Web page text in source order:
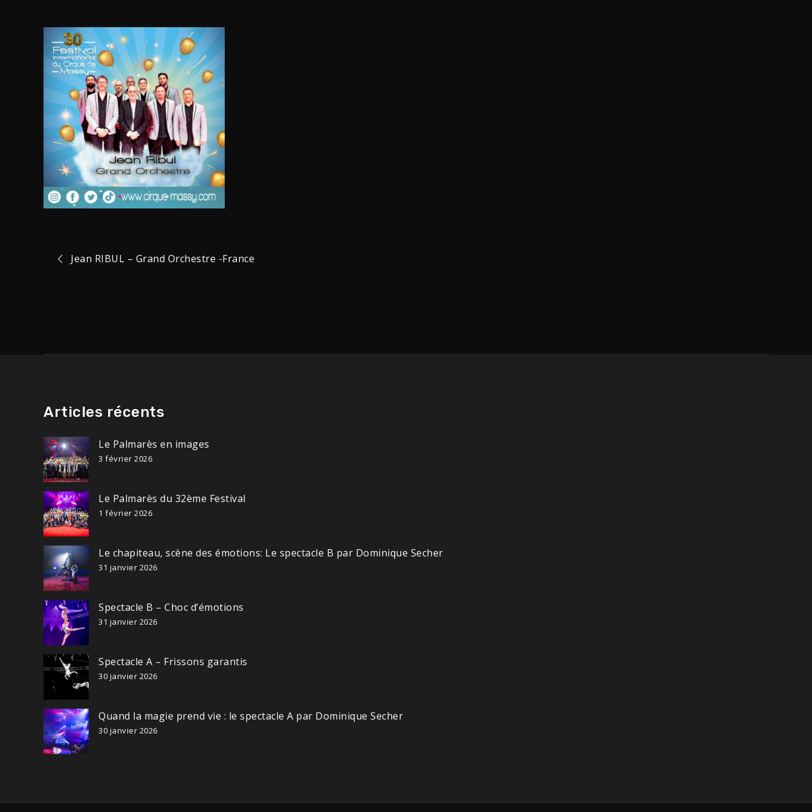
Navigation
Jean RIBUL – Grand Orchestre -France
Articles récents
Le Palmarès en images
3 février 2026
Le Palmarès du 32ème Festival
1 février 2026
Le chapiteau, scène des émotions: Le spectacle B par Dominique Secher
31 janvier 2026
Spectacle B – Choc d’émotions
31 janvier 2026
Spectacle A – Frissons garantis
30 janvier 2026
Quand la magie prend vie : le spectacle A par Dominique Secher
30 janvier 2026